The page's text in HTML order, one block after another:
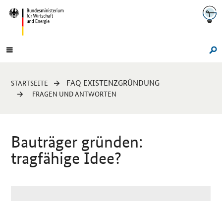
Navigation
Hauptmenü
Sie
sind
STARTSEITE FAQ EXISTENZGRÜNDUNG
FRAGEN UND ANTWORTEN
Bauträger gründen:
tragfähige Idee?